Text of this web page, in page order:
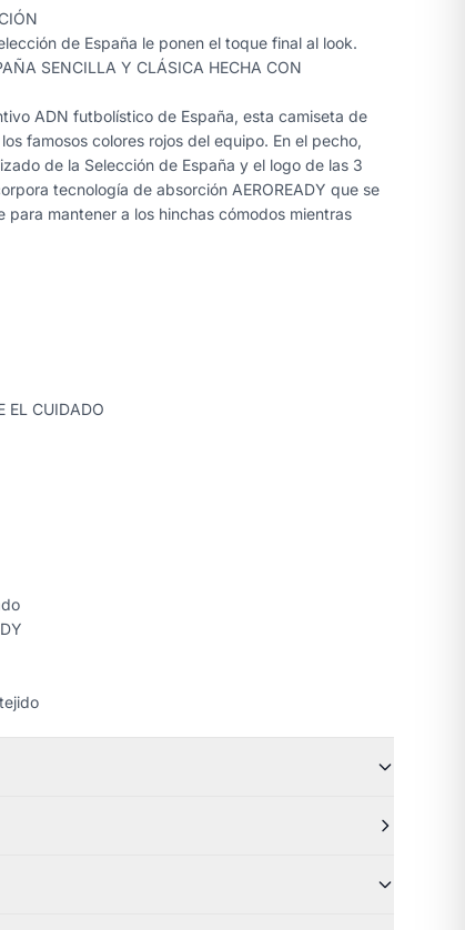
de España le ponen el toque final al look.
SENCILLA Y CLÁSICA HECHA CON
ADN futbolístico de España, esta camiseta de
famosos colores rojos del equipo. En el pecho,
de la Selección de España y el logo de las 3
tecnología de absorción AEROREADY que se
mantener a los hinchas cómodos mientras
EL CUIDADO